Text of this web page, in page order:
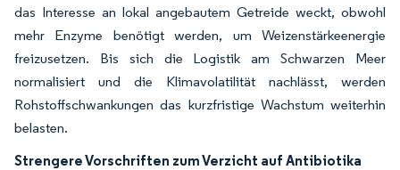
das Interesse an lokal angebautem Getreide weckt, obwohl
mehr Enzyme benötigt werden, um Weizenstärkeenergie
freizusetzen. Bis sich die Logistik am Schwarzen Meer
normalisiert und die Klimavolatilität nachlässt, werden
Rohstoffschwankungen das kurzfristige Wachstum weiterhin
belasten.
Strengere Vorschriften zum Verzicht auf Antibiotika